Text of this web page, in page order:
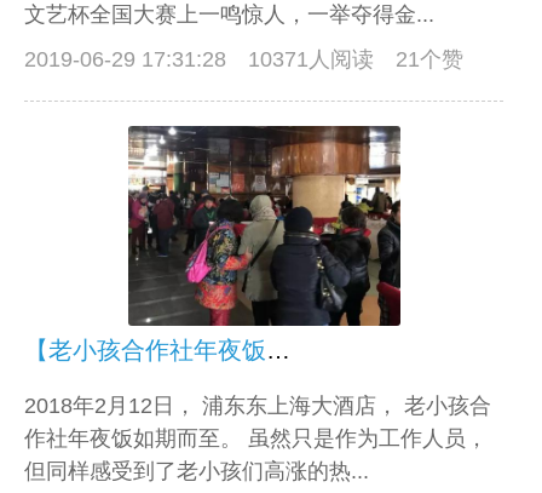
文艺杯全国大赛上一鸣惊人，一举夺得金...
2019-06-29 17:31:28
10371人阅读 21个赞
【老小孩合作社年夜饭】这场盛宴，你参加了吗？
2018年2月12日， 浦东东上海大酒店， 老小孩合
作社年夜饭如期而至。 虽然只是作为工作人员，
但同样感受到了老小孩们高涨的热...